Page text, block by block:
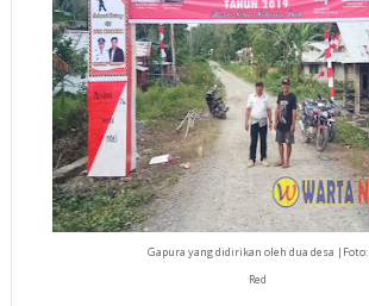
Gapura yang didirikan oleh dua desa |Foto:
Red